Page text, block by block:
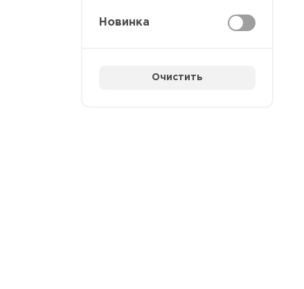
Новинка
Очистить